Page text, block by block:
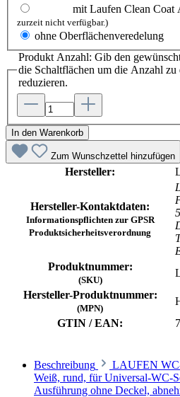
mit Laufen Clean Coat
zurzeit nicht verfügbar.)
ohne Oberflächenveredelung
Produkt Anzahl: Gib den
die Schaltflächen um die Anzahl zu
reduzieren.
In den Warenkorb
Zum Wunschzettel hinzufügen
Hersteller:
Hersteller-Kontaktdaten:
Informationspflichten zur GPSR
Produktsicherheitsverordnung
Produktnummer:
(SKU)
Hersteller-Produktnummer:
(MPN)
GTIN / EAN:
Beschreibung
LAUFEN
Weiß, rund, für Universal-WC-
Ausführung ohne Deckel,